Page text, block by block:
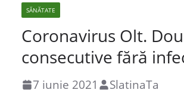
SĂNĂTATE
Coronavirus Olt.
consecutive fără
7 iunie 2021 SlatinaTa